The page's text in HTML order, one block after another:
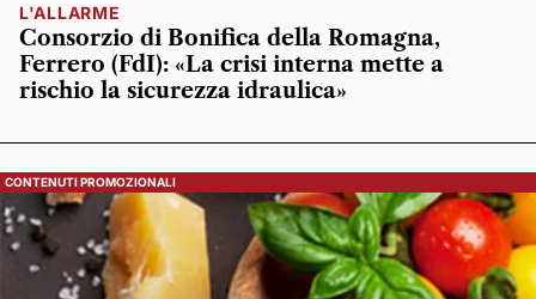
L'ALLARME
Consorzio di Bonifica della Romagna,
Ferrero (FdI): «La crisi interna mette a
rischio la sicurezza idraulica»
CONTENUTI PROMOZIONALI